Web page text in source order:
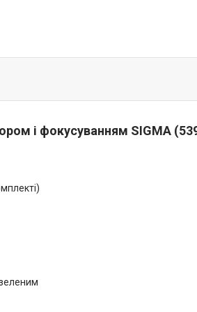
і фокусуванням SIGMA